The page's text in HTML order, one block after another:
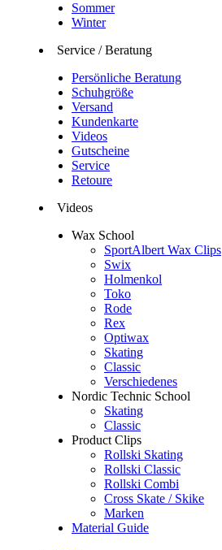
Sommer
Winter
Service / Beratung
Persönliche Beratung
Schuhgröße
Versand
Kundenkarte
Videos
Gutscheine
Service
Retoure
Videos
Wax School
SportAlbert Wax Clips
Swix
Holmenkol
Toko
Rode
Rex
Optiwax
Skating
Classic
Verschiedenes
Nordic Technic School
Skating
Classic
Product Clips
Rollski Skating
Rollski Classic
Rollski Combi
Cross Skate / Skike
Marken
Material Guide